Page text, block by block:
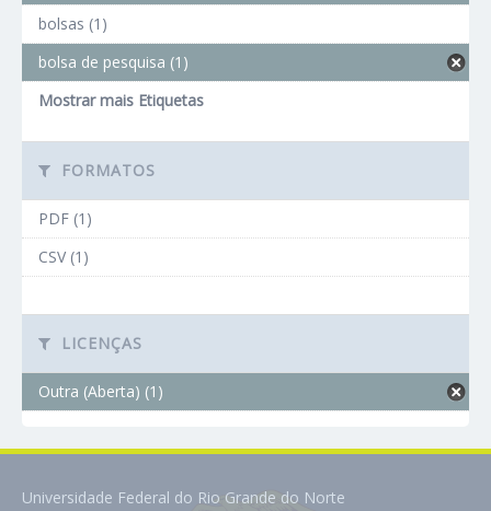
bolsas (1)
bolsa de pesquisa (1)
Mostrar mais Etiquetas
FORMATOS
PDF (1)
CSV (1)
LICENÇAS
Outra (Aberta) (1)
Universidade Federal do Rio Grande do Norte